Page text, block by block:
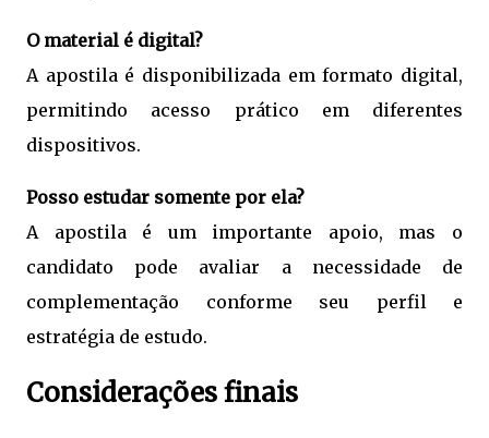
O material é digital?
A apostila é disponibilizada em formato digital,
permitindo acesso prático em diferentes
dispositivos.
Posso estudar somente por ela?
A apostila é um importante apoio, mas o
candidato pode avaliar a necessidade de
complementação conforme seu perfil e
estratégia de estudo.
Considerações finais